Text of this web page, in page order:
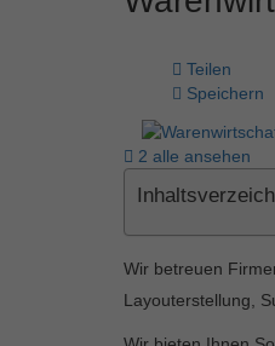
Teilen
Speichern
2 alle ansehen
Wir betreuen
Layouterstellung,